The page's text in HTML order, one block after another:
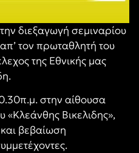
διεξαγωγή σεμιναρίου
τον πρωταθλητή του
της Εθνικής μας
στην αίθουσα
Βικελιδης»,
βεβαίωση